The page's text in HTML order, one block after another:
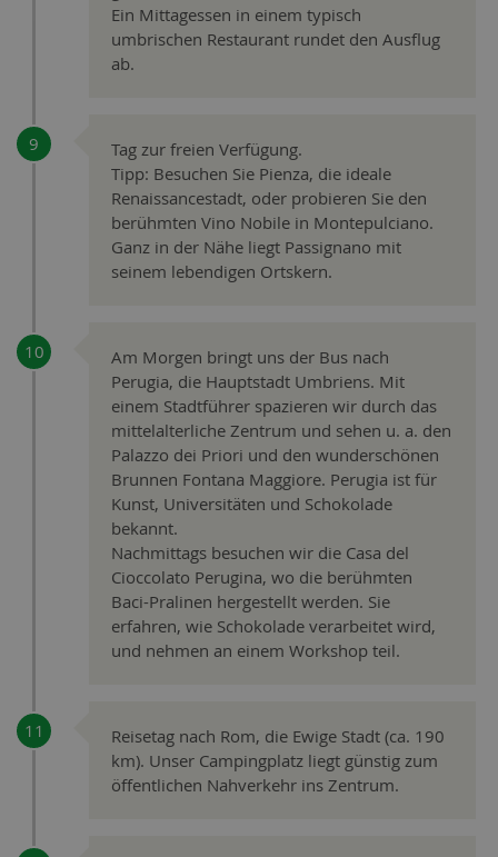
Ein Mittagessen in einem typisch
umbrischen Restaurant rundet den Ausflug
ab.
Tag zur freien Verfügung.
Tipp: Besuchen Sie Pienza, die ideale
Renaissancestadt, oder probieren Sie den
berühmten Vino Nobile in Montepulciano.
Ganz in der Nähe liegt Passignano mit
seinem lebendigen Ortskern.
Am Morgen bringt uns der Bus nach
Perugia, die Hauptstadt Umbriens. Mit
einem Stadtführer spazieren wir durch das
mittelalterliche Zentrum und sehen u. a. den
Palazzo dei Priori und den wunderschönen
Brunnen Fontana Maggiore. Perugia ist für
Kunst, Universitäten und Schokolade
bekannt.
Nachmittags besuchen wir die Casa del
Cioccolato Perugina, wo die berühmten
Baci-Pralinen hergestellt werden. Sie
erfahren, wie Schokolade verarbeitet wird,
und nehmen an einem Workshop teil.
Reisetag nach Rom, die Ewige Stadt (ca. 190
km). Unser Campingplatz liegt günstig zum
öffentlichen Nahverkehr ins Zentrum.